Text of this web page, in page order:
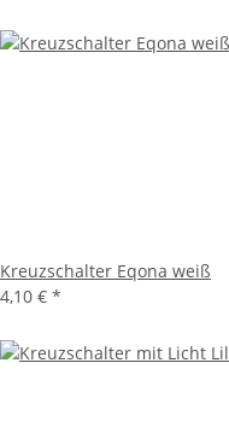
Kreuzschalter Eqona weiß
4,10 € *